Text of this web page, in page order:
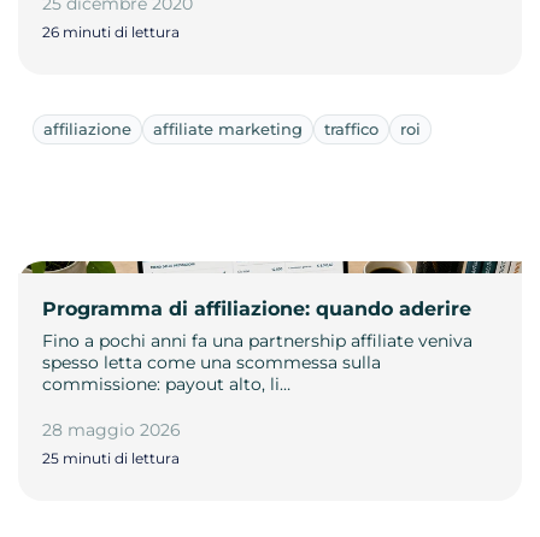
26 minuti di lettura
affiliazione affiliate marketing traffico roi
Programma di affiliazione: quando aderire
Fino a pochi anni fa una partnership affiliate veniva
spesso letta come una scommessa sulla
commissione: payout alto, li…
28 maggio 2026
25 minuti di lettura